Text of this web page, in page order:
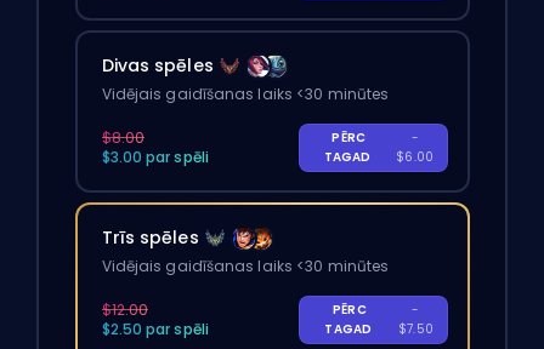
Divas spēles
Vidējais gaidīšanas laiks <30 minūtes
$8.00
$3.00 par spēli
PĒRC
TAGAD
-
$6.00
Trīs spēles
Vidējais gaidīšanas laiks <30 minūtes
$12.00
$2.50 par spēli
PĒRC
TAGAD
-
$7.50